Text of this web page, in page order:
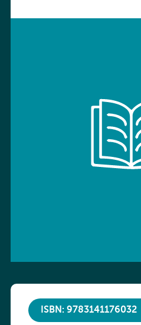
ISBN: 9783141176032